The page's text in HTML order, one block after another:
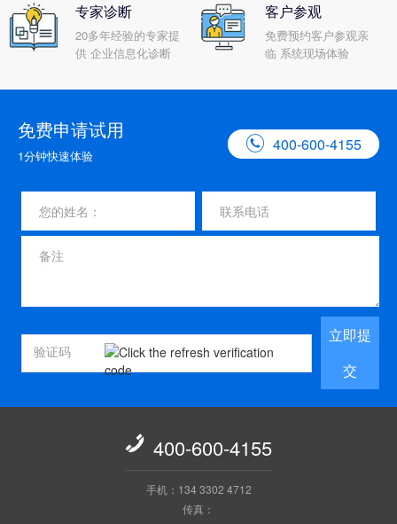
专家诊断
20多年经验的专家提
供 企业信息化诊断
客户参观
免费预约客户参观亲
临 系统现场体验
免费申请试用
1分钟快速体验
 400-600-4155
立即提
交
 400-600-4155
手机：134 3302 4712
传真：